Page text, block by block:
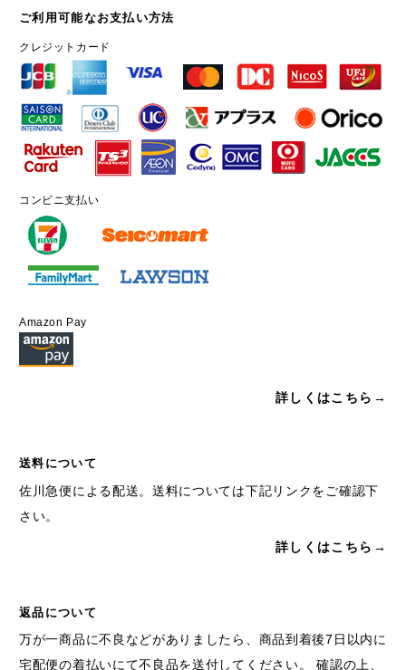
ご利用可能なお支払い方法
クレジットカード
コンビニ支払い
Amazon Pay
詳しくはこちら→
送料について
佐川急便による配送。送料については下記リンクをご確認下
さい。
詳しくはこちら→
返品について
万が一商品に不良などがありましたら、商品到着後7日以内に
宅配便の着払いにて不良品を送付してください。 確認の上、